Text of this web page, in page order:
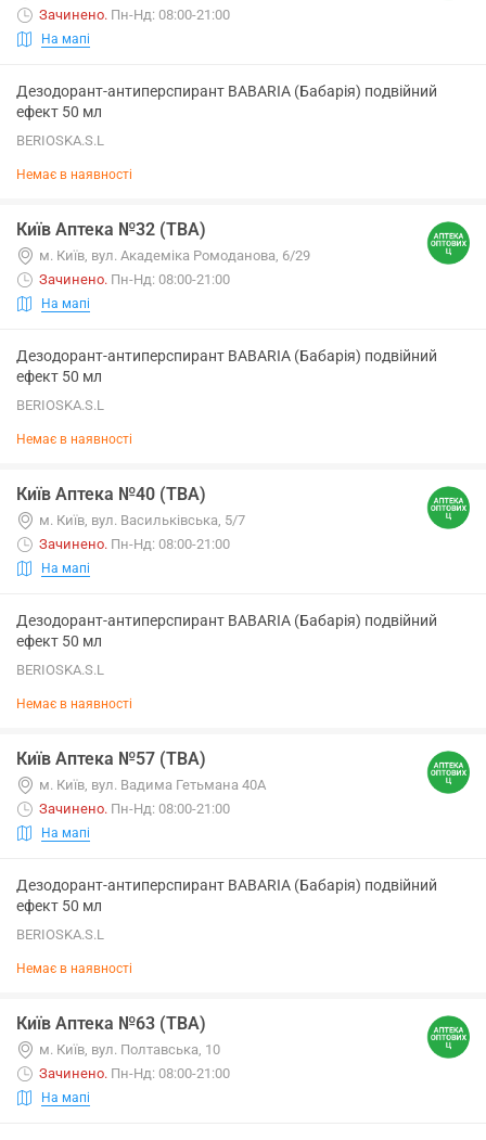
Зачинено. Пн-Нд: 08:00-21:00
На мапі
Дезодорант-антиперспирант BABARIA (Бабарія) подвійний
ефект 50 мл
BERIOSKA.S.L
Немає в наявності
Київ Аптека №32 (ТВА)
м. Київ, вул. Академіка Ромоданова, 6/29
Зачинено. Пн-Нд: 08:00-21:00
На мапі
Дезодорант-антиперспирант BABARIA (Бабарія) подвійний
ефект 50 мл
BERIOSKA.S.L
Немає в наявності
Київ Аптека №40 (ТВА)
м. Київ, вул. Васильківська, 5/7
Зачинено. Пн-Нд: 08:00-21:00
На мапі
Дезодорант-антиперспирант BABARIA (Бабарія) подвійний
ефект 50 мл
BERIOSKA.S.L
Немає в наявності
Київ Аптека №57 (ТВА)
м. Київ, вул. Вадима Гетьмана 40А
Зачинено. Пн-Нд: 08:00-21:00
На мапі
Дезодорант-антиперспирант BABARIA (Бабарія) подвійний
ефект 50 мл
BERIOSKA.S.L
Немає в наявності
Київ Аптека №63 (ТВА)
м. Київ, вул. Полтавська, 10
Зачинено. Пн-Нд: 08:00-21:00
На мапі